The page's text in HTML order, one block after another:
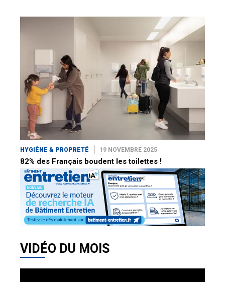
HYGIÈNE & PROPRETÉ 19 NOVEMBRE 2025
82% des Français boudent les toilettes !
VIDÉO DU MOIS